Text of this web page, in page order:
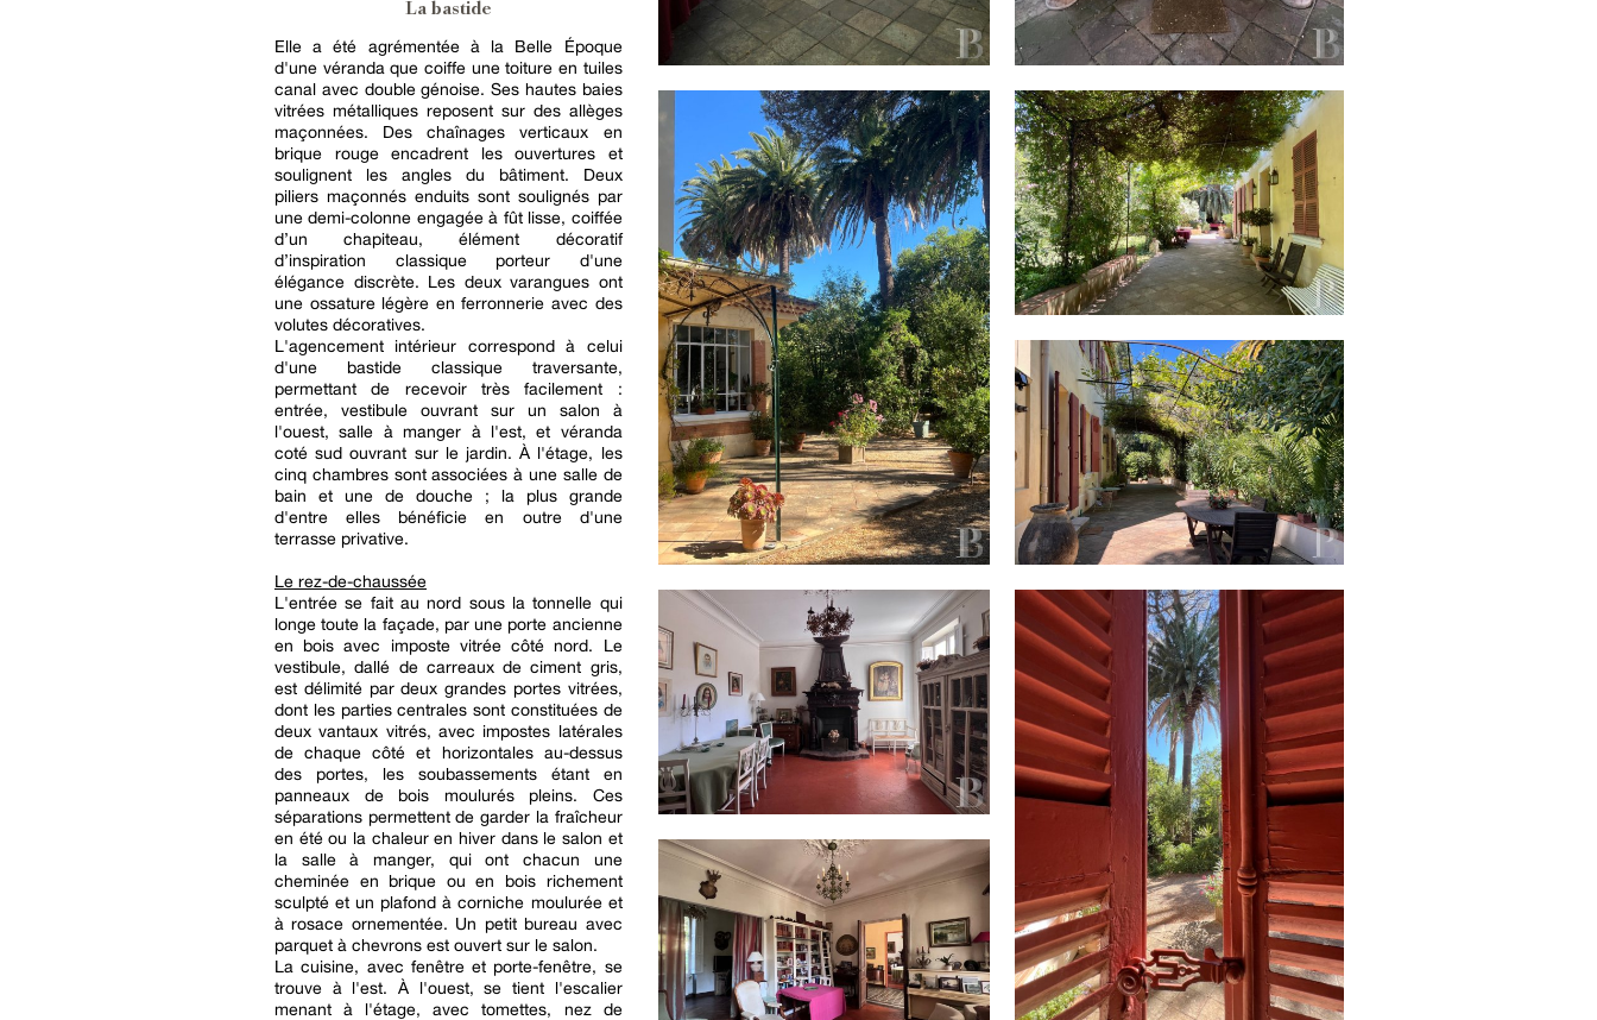
La bastide
Elle a été agrémentée à la Belle Époque
d'une véranda que coiffe une toiture en tuiles
canal avec double génoise. Ses hautes baies
vitrées métalliques reposent sur des allèges
maçonnées. Des chaînages verticaux en
brique rouge encadrent les ouvertures et
soulignent les angles du bâtiment. Deux
piliers maçonnés enduits sont soulignés par
une demi-colonne engagée à fût lisse, coiffée
d’un chapiteau, élément décoratif
d’inspiration classique porteur d'une
élégance discrète. Les deux varangues ont
une ossature légère en ferronnerie avec des
volutes décoratives.
L'agencement intérieur correspond à celui
d'une bastide classique traversante,
permettant de recevoir très facilement :
entrée, vestibule ouvrant sur un salon à
l'ouest, salle à manger à l'est, et véranda
coté sud ouvrant sur le jardin. À l'étage, les
cinq chambres sont associées à une salle de
bain et une de douche ; la plus grande
d'entre elles bénéficie en outre d'une
terrasse privative.
Le rez-de-chaussée
L'entrée se fait au nord sous la tonnelle qui
longe toute la façade, par une porte ancienne
en bois avec imposte vitrée côté nord. Le
vestibule, dallé de carreaux de ciment gris,
est délimité par deux grandes portes vitrées,
dont les parties centrales sont constituées de
deux vantaux vitrés, avec impostes latérales
de chaque côté et horizontales au-dessus
des portes, les soubassements étant en
panneaux de bois moulurés pleins. Ces
séparations permettent de garder la fraîcheur
en été ou la chaleur en hiver dans le salon et
la salle à manger, qui ont chacun une
cheminée en brique ou en bois richement
sculpté et un plafond à corniche moulurée et
à rosace ornementée. Un petit bureau avec
parquet à chevrons est ouvert sur le salon.
La cuisine, avec fenêtre et porte-fenêtre, se
trouve à l'est. À l'ouest, se tient l'escalier
menant à l'étage, avec tomettes, nez de